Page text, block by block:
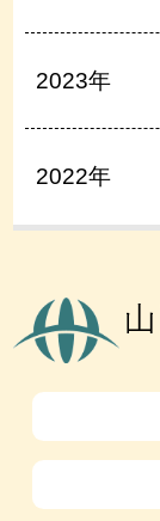
2023年
2022年